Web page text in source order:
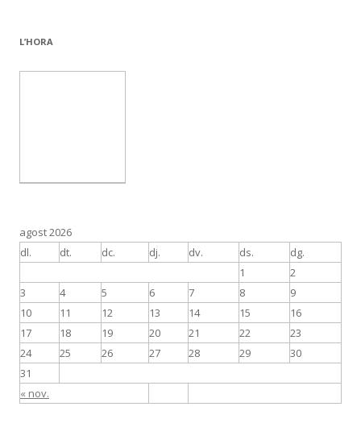
L’HORA
agost 2026
dl.
dt. dc. dj. dv. ds. dg.
« nov.
1
2
3
4 5 6 7 8
9
10
11 12 13 14 15
16
17
18 19 20 21 22
23
24
25 26 27 28 29
30
31